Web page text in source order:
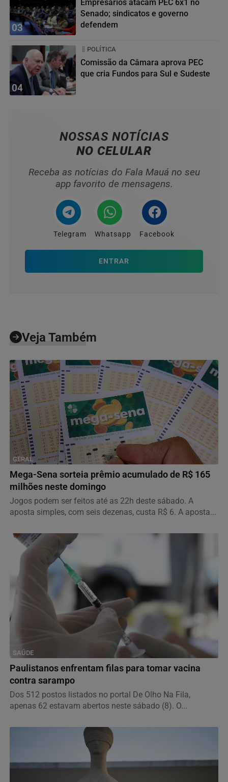
03
Empresários atacam PEC 6x1 no
Senado; sindicatos e governo
defendem
04
POLÍTICA
Comissão da Câmara aprova PEC
que cria Fundos para Sul e Sudeste
NOSSAS NOTÍCIAS
NO CELULAR
Receba as notícias do Fala Mauá no seu
app favorito de mensagens.
Telegram Whatsapp Facebook
ENTRAR
Veja Também
GERAL
Mega-Sena sorteia prêmio acumulado de R$ 165
milhões neste domingo
Jogos podem ser feitos até as 22h deste sábado. A
aposta simples, com seis dezenas, custa R$ 6. A aposta...
SAÚDE
Paulistanos enfrentam filas para tomar vacina
contra sarampo
Dos 512 postos listados no portal De Olho Na Fila,
apenas 62 estavam abertos neste sábado (8). O...